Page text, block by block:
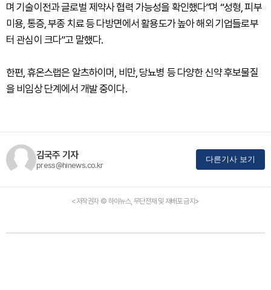
며 기술이전과 글로벌 제약사 협력 가능성을 확인했다”며 “성형, 피부
미용, 통증, 부종 치료 등 다방면에서 활용도가 높아 해외 기업들로부
터 관심이 크다”고 말했다.
한편, 휴온스랩은 알츠하이머, 비만, 당뇨병 등 다양한 신약 후보물질
을 비임상 단계에서 개발 중이다.
김국주 기자
press@hinews.co.kr
다른기사 보기
<저작권자 © 하이뉴스, 무단전재 및 재배포 금지>